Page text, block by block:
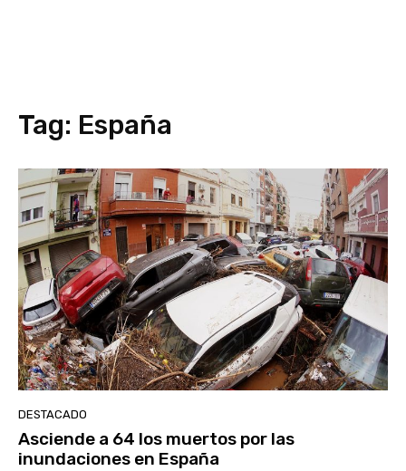
Tag: España
DESTACADO
Asciende a 64 los muertos por las
inundaciones en España